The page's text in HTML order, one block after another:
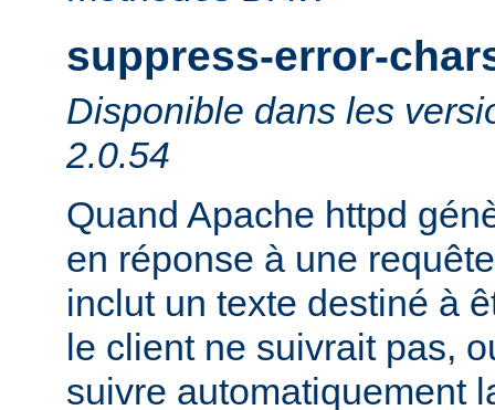
suppress-error-
Disponible dans les
2.0.54
Quand Apache httpd
en réponse à une
inclut un texte destiné à
le client ne suivrait pas,
suivre automatiquement